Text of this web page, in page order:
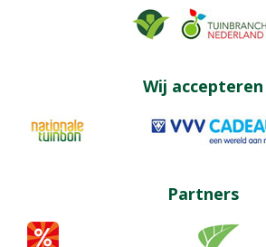
Wij accepteren
Partners